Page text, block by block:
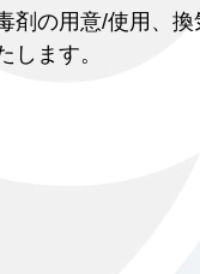
の用意/使用、
ます。